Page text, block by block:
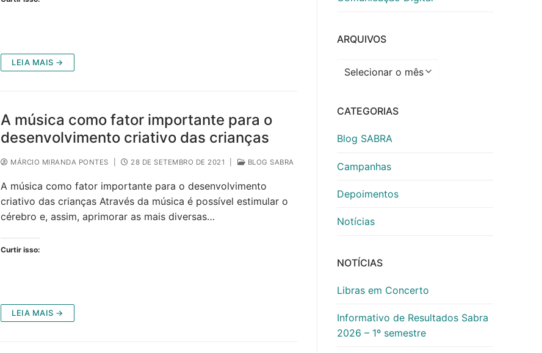
LEIA MAIS →
A música como fator importante para o
desenvolvimento criativo das crianças
MÁRCIO MIRANDA PONTES 28 DE SETEMBRO DE 2021 BLOG SABRA
A música como fator importante para o desenvolvimento
criativo das crianças Através da música é possível estimular o
cérebro e, assim, aprimorar as mais diversas…
Curtir isso:
LEIA MAIS →
ARQUIVOS
Arquivos
CATEGORIAS
Blog SABRA
Campanhas
Depoimentos
Notícias
NOTÍCIAS
Libras em Concerto
Informativo de Resultados Sabra
2026 – 1º semestre